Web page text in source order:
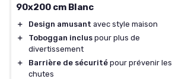
90x200 cm Blanc
＋ Design amusant avec style maison
＋
Toboggan inclus pour plus de
divertissement
＋
Barrière de sécurité pour prévenir les
chutes